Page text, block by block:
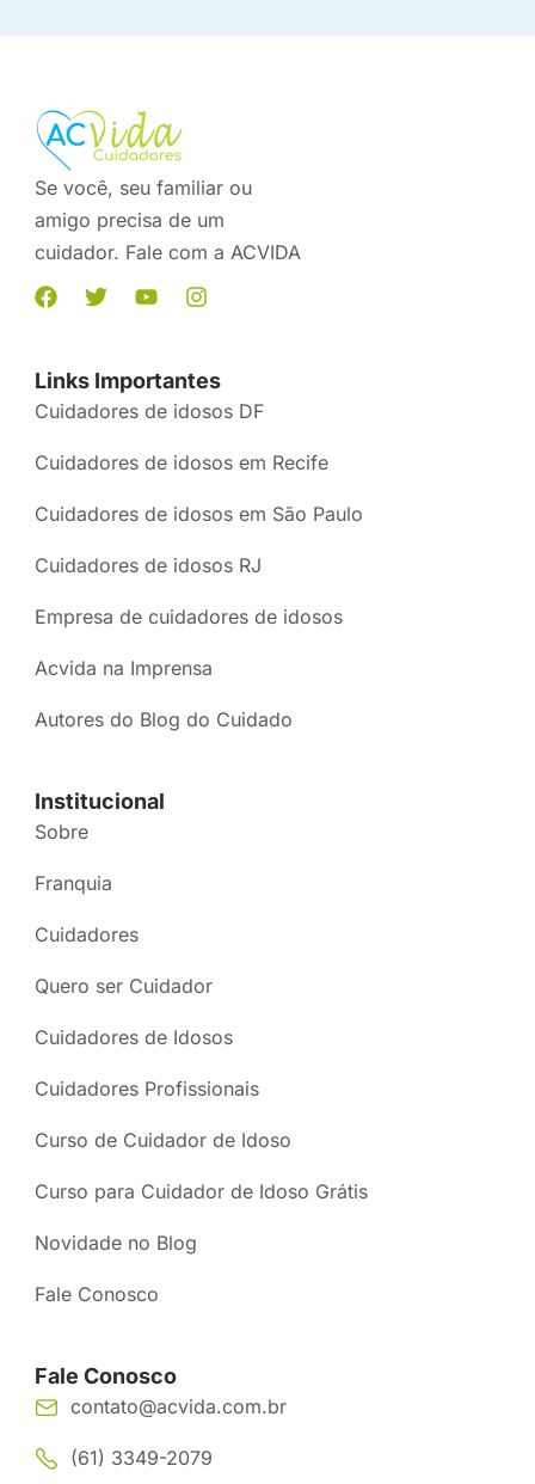
Se você, seu familiar ou
amigo precisa de um
cuidador. Fale com a ACVIDA
Links Importantes
Cuidadores de idosos DF
Cuidadores de idosos em Recife
Cuidadores de idosos em São Paulo
Cuidadores de idosos RJ
Empresa de cuidadores de idosos
Acvida na Imprensa
Autores do Blog do Cuidado
Institucional
Sobre
Franquia
Cuidadores
Quero ser Cuidador
Cuidadores de Idosos
Cuidadores Profissionais
Curso de Cuidador de Idoso
Curso para Cuidador de Idoso Grátis
Novidade no Blog
Fale Conosco
Fale Conosco
contato@acvida.com.br
(61) 3349-2079